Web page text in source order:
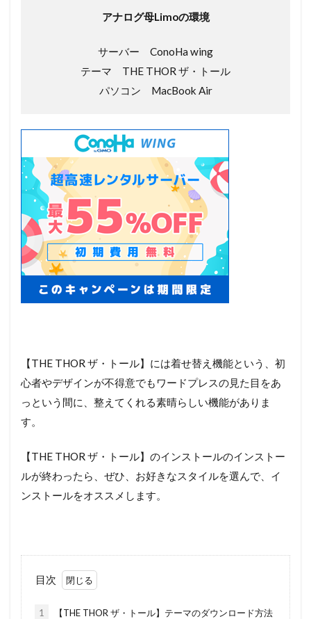
アナログ母Limoの環境
サーバー ConoHa wing
テーマ THE THOR ザ・トール
パソコン MacBook Air
【THE THOR ザ・トール】には着せ替え機能という、初
心者やデザインが不得意でもワードプレスの見た目をあ
っという間に、整えてくれる素晴らしい機能がありま
す。
【THE THOR ザ・トール】のインストールのインストー
ルが終わったら、ぜひ、お好きなスタイルを選んで、イ
ンストールをオススメします。
目次
1 【THE THOR ザ・トール】テーマのダウンロード方法